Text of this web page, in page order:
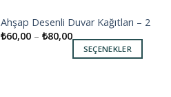
Add to
wishlist
Ahşap Desenli Duvar Kağıtları – 2
₺60,00– ₺80,00
SEÇENEKLER